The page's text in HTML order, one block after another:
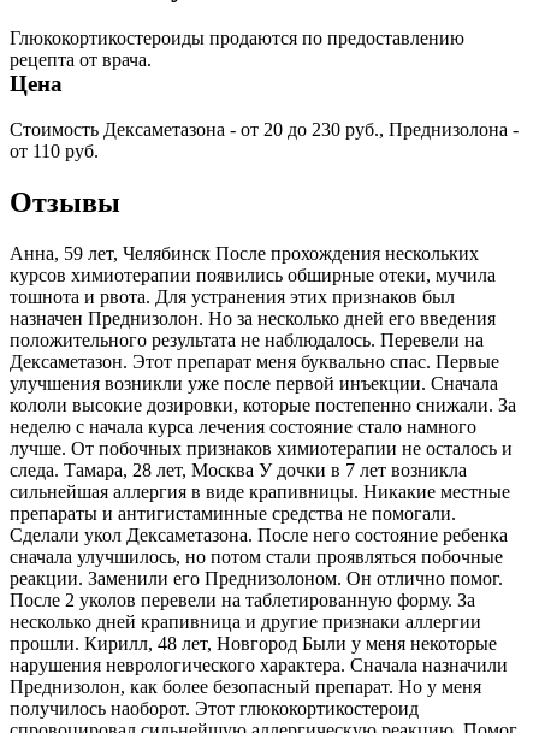
Глюкокортикостероиды продаются по предоставлению
рецепта от врача.
Цена
Стоимость Дексаметазона - от 20 до 230 руб., Преднизолона -
от 110 руб.
Отзывы
Анна, 59 лет, Челябинск После прохождения нескольких
курсов химиотерапии появились обширные отеки, мучила
тошнота и рвота. Для устранения этих признаков был
назначен Преднизолон. Но за несколько дней его введения
положительного результата не наблюдалось. Перевели на
Дексаметазон. Этот препарат меня буквально спас. Первые
улучшения возникли уже после первой инъекции. Сначала
кололи высокие дозировки, которые постепенно снижали. За
неделю с начала курса лечения состояние стало намного
лучше. От побочных признаков химиотерапии не осталось и
следа. Тамара, 28 лет, Москва У дочки в 7 лет возникла
сильнейшая аллергия в виде крапивницы. Никакие местные
препараты и антигистаминные средства не помогали.
Сделали укол Дексаметазона. После него состояние ребенка
сначала улучшилось, но потом стали проявляться побочные
реакции. Заменили его Преднизолоном. Он отлично помог.
После 2 уколов перевели на таблетированную форму. За
несколько дней крапивница и другие признаки аллергии
прошли. Кирилл, 48 лет, Новгород Были у меня некоторые
нарушения неврологического характера. Сначала назначили
Преднизолон, как более безопасный препарат. Но у меня
получилось наоборот. Этот глюкокортикостероид